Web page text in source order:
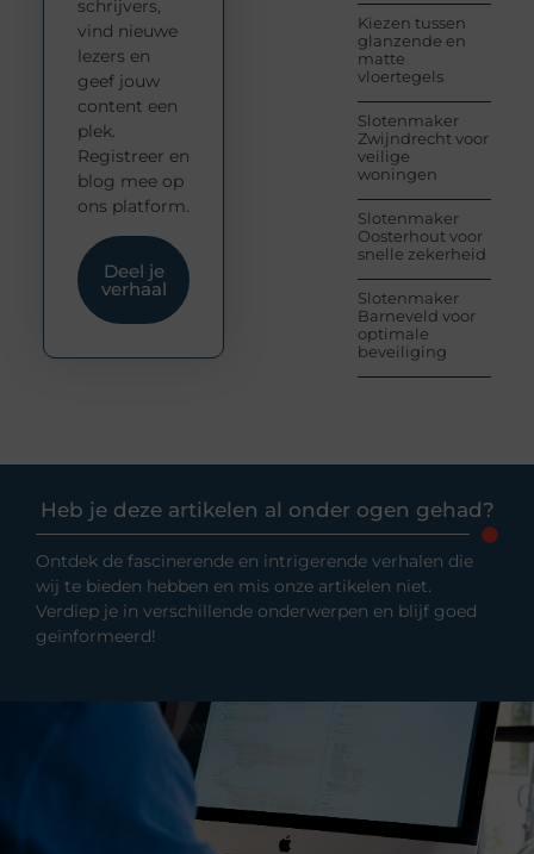
Kiezen tussen
glanzende en
matte
vloertegels
Slotenmaker
Zwijndrecht voor
veilige
woningen
Slotenmaker
Oosterhout voor
snelle zekerheid
Slotenmaker
Barneveld voor
optimale
beveiliging
schrijvers,
vind nieuwe
lezers en
geef jouw
content een
plek.
Registreer en
blog mee op
ons platform.
Deel je
verhaal
Heb je deze artikelen al onder ogen gehad?
Ontdek de fascinerende en intrigerende verhalen die
wij te bieden hebben en mis onze artikelen niet.
Verdiep je in verschillende onderwerpen en blijf goed
geïnformeerd!